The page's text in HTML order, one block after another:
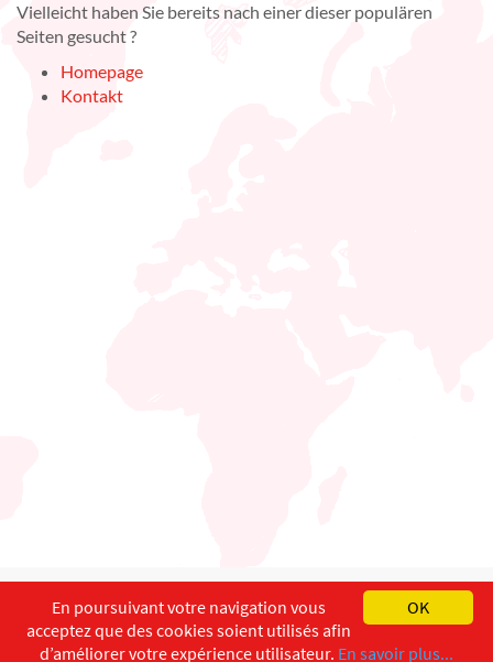
Vielleicht haben Sie bereits nach einer dieser populären
Seiten gesucht ?
Homepage
Kontakt
English Français
Copyright ©ISEC-AdW Impressum
OK
En poursuivant votre navigation vous
acceptez que des cookies soient utilisés afin
d’améliorer votre expérience utilisateur. En savoir plus...